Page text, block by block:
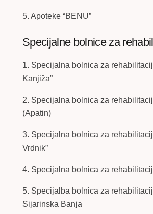
5. Apoteke “BENU”
Specijalne bolnice za
1. Specijalna bolnica za
Kanjiža”
2. Specijalna bolnica za
(Apatin)
3. Specijalna bolnica za
Vrdnik”
4. Specijalna bolnica za
5. Specijalba bolnica za
Sijarinska Banja